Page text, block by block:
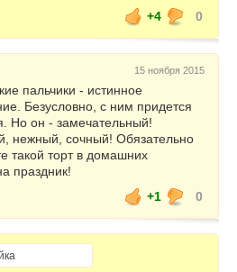
+4
0
15 ноября 2015
пальчики - истинное
Безусловно, с ним придется
Но он - замечательный!
нежный, сочный! Обязательно
такой торт в домашних
праздник!
+1
0